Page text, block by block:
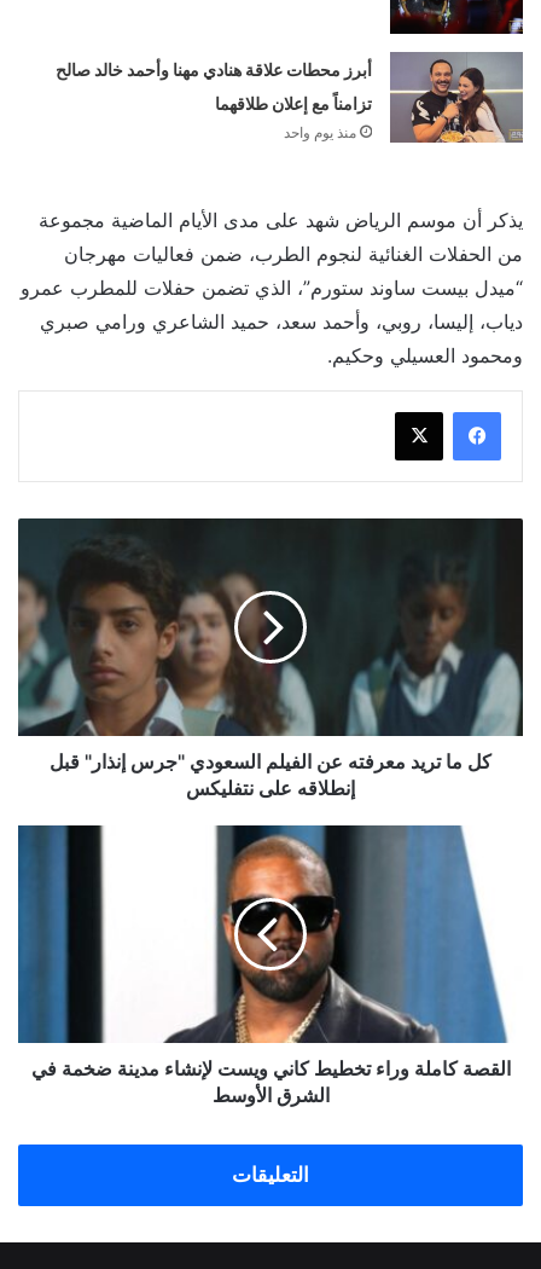
أبرز محطات علاقة هنادي مهنا وأحمد خالد صالح
تزامناً مع إعلان طلاقهما
منذ يوم واحد
يذكر أن موسم الرياض شهد على مدى الأيام الماضية مجموعة
من الحفلات الغنائية لنجوم الطرب، ضمن فعاليات مهرجان
“ميدل بيست ساوند ستورم”، الذي تضمن حفلات للمطرب عمرو
دياب، إليسا، روبي، وأحمد سعد، حميد الشاعري ورامي صبري
ومحمود العسيلي وحكيم.
الفيلم
السعودي
"جرس
إنذار"
كل ما تريد معرفته عن الفيلم السعودي "جرس إنذار" قبل
إنطلاقه على نتفليكس
تخطيط
ويست
لإنشاء
مدينة
ضخمة
فيالقصة كاملة وراء تخطيط كاني ويست لإنشاء مدينة ضخمة في
الشرق الأوسط
التعليقات